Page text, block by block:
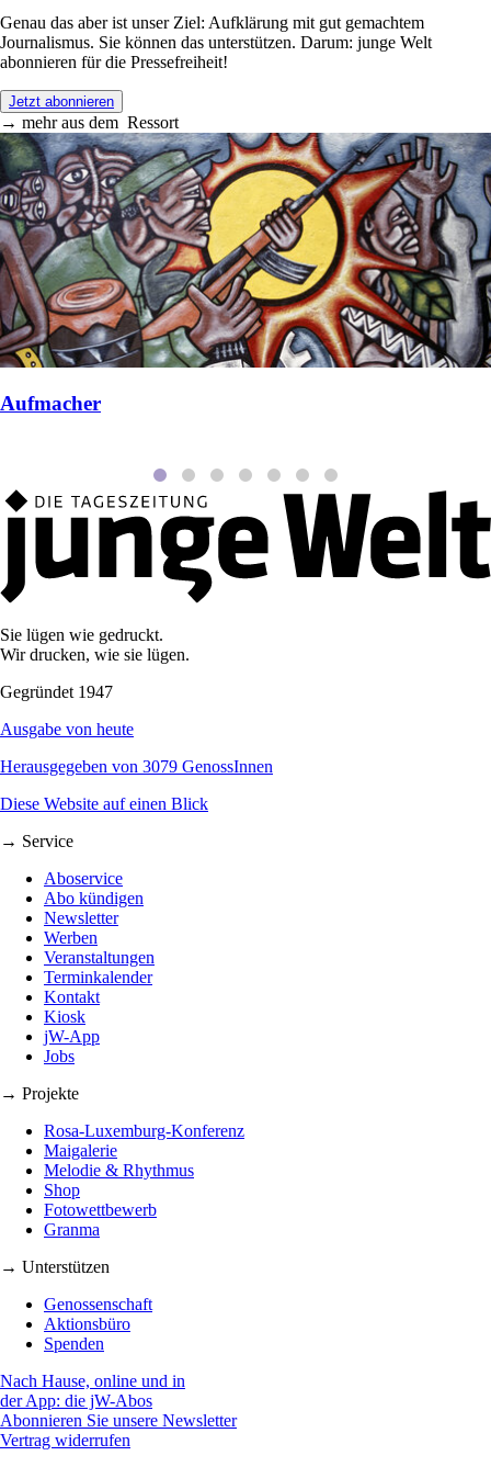
Genau das aber ist unser Ziel: Aufklärung mit gut gemachtem
Journalismus. Sie können das unterstützen. Darum: junge Welt
abonnieren für die Pressefreiheit!
Jetzt abonnieren
→ mehr aus dem Ressort
Aufmacher
Sie lügen wie gedruckt.
Wir drucken, wie sie lügen.
Gegründet 1947
Ausgabe von heute
Herausgegeben von 3079 GenossInnen
Diese Website auf einen Blick
→ Service
Aboservice
Abo kündigen
Newsletter
Werben
Veranstaltungen
Terminkalender
Kontakt
Kiosk
jW-App
Jobs
→ Projekte
Rosa-Luxemburg-Konferenz
Maigalerie
Melodie & Rhythmus
Shop
Fotowettbewerb
Granma
→ Unterstützen
Genossenschaft
Aktionsbüro
Spenden
Nach Hause, online und in
der App: die jW-Abos
Abonnieren Sie unsere Newsletter
Vertrag widerrufen